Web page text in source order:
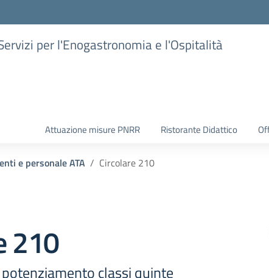
per l'Enogastronomia e l'Ospitalità
Attuazione misure PNRR Ristorante Didattico
e personale ATA Circolare 210
210
classi quinte